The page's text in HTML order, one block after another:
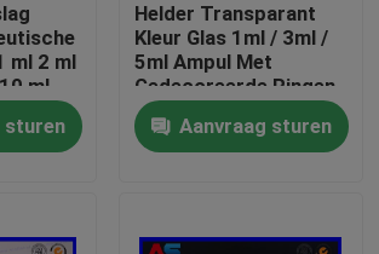
ml 2 ml
ml
sturen
Helder Transparant
Kleur Glas 1ml / 3ml /
5ml Ampul Met
Gedecoreerde Ringen
Aanvraag sturen